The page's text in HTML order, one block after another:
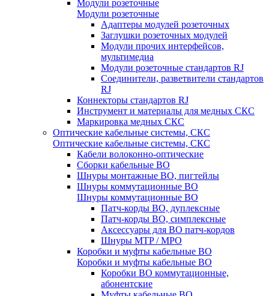
Модули розеточные
Модули розеточные
Адаптеры модулей розеточных
Заглушки розеточных модулей
Модули прочих интерфейсов,
мультимедиа
Модули розеточные стандартов RJ
Соединители, разветвители стандартов
RJ
Коннекторы стандартов RJ
Инструмент и материалы для медных СКС
Маркировка медных СКС
Оптические кабельные системы, СКС
Оптические кабельные системы, СКС
Кабели волоконно-оптические
Сборки кабельные ВО
Шнуры монтажные ВО, пигтейлы
Шнуры коммутационные ВО
Шнуры коммутационные ВО
Патч-корды ВО, дуплексные
Патч-корды ВО, симплексные
Аксессуары для ВО патч-кордов
Шнуры MTP / MPO
Коробки и муфты кабельные ВО
Коробки и муфты кабельные ВО
Коробки ВО коммутационные,
абонентские